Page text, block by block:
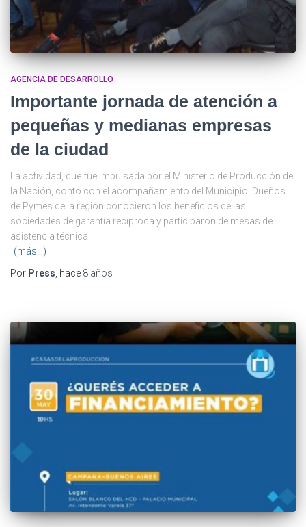
AGENCIA DE DESARROLLO
Importante jornada de atención a
pequeñas y medianas empresas
de la ciudad
La actividad, que fue impulsada por el Ministerio de Producción de
la Nación, contó con el acompañamiento del Municipio. Dueños
de Pymes de la región conocieron los beneficios de las
sociedades de garantía recíproca y participaron de mesas de
asistencia técnica.
(más…)
Por Press , hace 8 años